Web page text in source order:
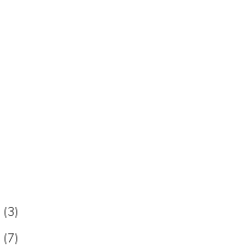
(3)
(7)